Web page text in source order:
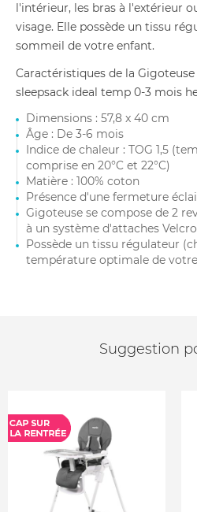
l'intérieur, les bras à l'extérieur
visage. Elle possède un tissu
sommeil de votre enfant.
Caractéristiques de la
sleepsack ideal temp 0-3 mois
Dimensions : 57,8 x 40 cm
Âge : De 3-6 mois
Indice de chaleur : TOG 1,5
comprise en 20°C et 22°C)
Matière : 100% coton
Présence d'une fermeture
Gigoteuse se compose de 2
à un système d'attaches Velcro
Possède un tissu régulateur
température optimale de
Suggestion